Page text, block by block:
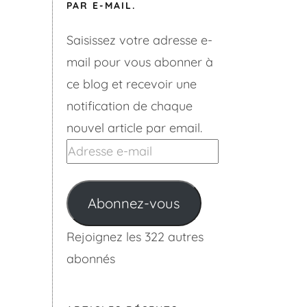
PAR E-MAIL.
Saisissez votre adresse e-
mail pour vous abonner à
ce blog et recevoir une
notification de chaque
nouvel article par email.
Adresse
mail
Abonnez-vous
Rejoignez les 322 autres
abonnés